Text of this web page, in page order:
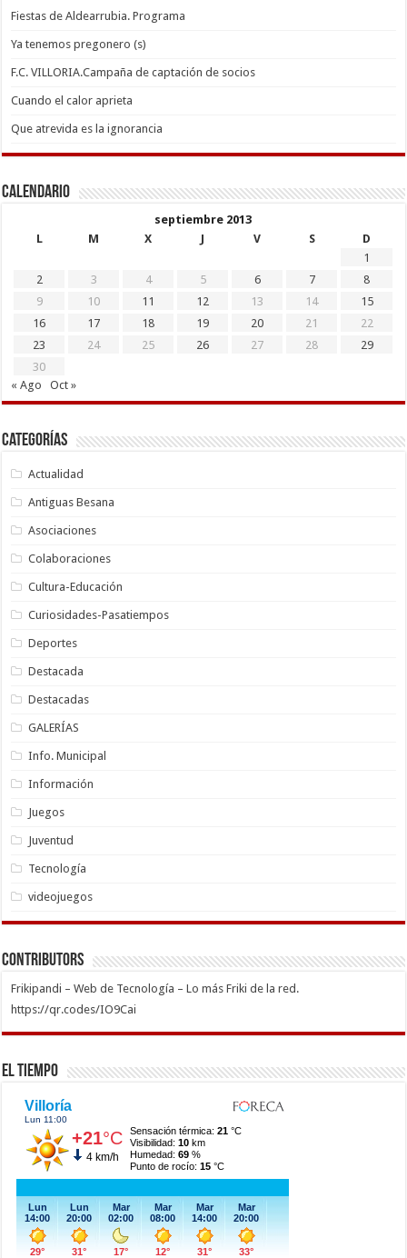
Fiestas de Aldearrubia. Programa
Ya tenemos pregonero (s)
F.C. VILLORIA.Campaña de captación de socios
Cuando el calor aprieta
Que atrevida es la ignorancia
Calendario
septiembre 2013
L
M X J V S
D
1
2
3 4 5 6 7
8
9
10 11 12 13 14
15
16
17 18 19 20 21
22
23
24 25 26 27 28
29
30
« Ago
Oct »
Categorías
Actualidad
Antiguas Besana
Asociaciones
Colaboraciones
Cultura-Educación
Curiosidades-Pasatiempos
Deportes
Destacada
Destacadas
GALERÍAS
Info. Municipal
Información
Juegos
Juventud
Tecnología
videojuegos
Contributors
Frikipandi – Web de Tecnología – Lo más Friki de la red.
https://qr.codes/IO9Cai
El Tiempo